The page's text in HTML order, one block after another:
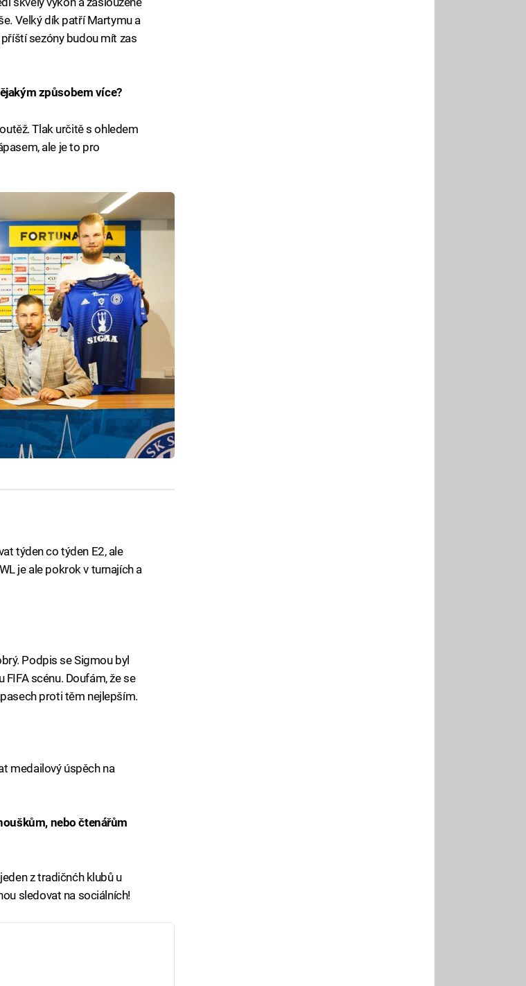
Velký dík patří Martymu a
sezóny budou mít zas
způsobem více?
Tlak určitě s ohledem
ale je to pro
týden co týden E2, ale
je ale pokrok v turnajích a
Podpis se Sigmou byl
scénu. Doufám, že se
proti těm nejlepším.
medailový úspěch na
nebo čtenářům
z tradičnćh klubů u
sledovat na sociálních!